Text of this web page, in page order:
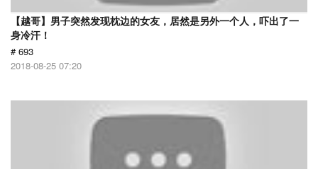
【越哥】男子突然发现枕边的女友，居然是另外一个人，吓出了一
身冷汗！
# 693
2018-08-25 07:20